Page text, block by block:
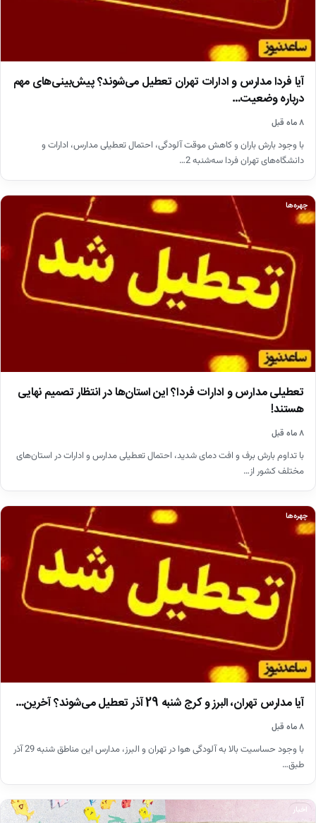
آیا فردا مدارس و ادارات تهران تعطیل می‌شوند؟ پیش‌بینی‌های مهم
درباره وضعیت…
۸ ماه قبل
با وجود بارش باران و کاهش موقت آلودگی، احتمال تعطیلی مدارس، ادارات و
دانشگاه‌های تهران فردا سه‌شنبه 2…
چهره‌ها
تعطیلی مدارس و ادارات فردا؟ این استان‌ها در انتظار تصمیم نهایی
هستند!
۸ ماه قبل
با تداوم بارش برف و افت دمای شدید، احتمال تعطیلی مدارس و ادارات در استان‌های
مختلف کشور از…
چهره‌ها
آیا مدارس تهران، البرز و کرج شنبه 29 آذر تعطیل می‌شوند؟ آخرین…
۸ ماه قبل
با وجود حساسیت بالا به آلودگی هوا در تهران و البرز، مدارس این مناطق شنبه 29 آذر
طبق…
اخبار